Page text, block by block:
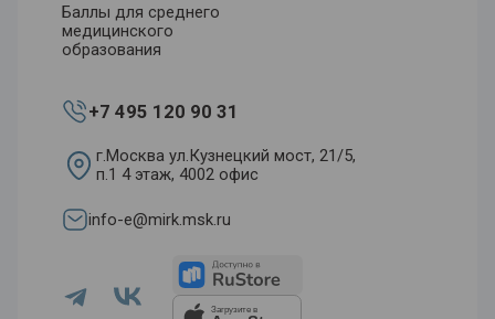
Баллы для среднего
медицинского
образования
+7 495 120 90 31
г.Москва ул.Кузнецкий мост, 21/5,
п.1 4 этаж, 4002 офис
info-e@mirk.msk.ru
Загрузите в